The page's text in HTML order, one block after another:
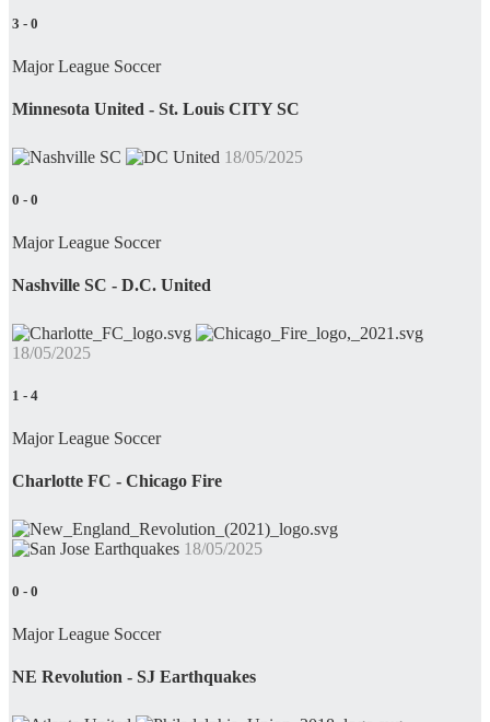
3 - 0
Major League Soccer
Minnesota United - St. Louis CITY SC
18/05/2025
0 - 0
Major League Soccer
Nashville SC - D.C. United
18/05/2025
1 - 4
Major League Soccer
Charlotte FC - Chicago Fire
18/05/2025
0 - 0
Major League Soccer
NE Revolution - SJ Earthquakes